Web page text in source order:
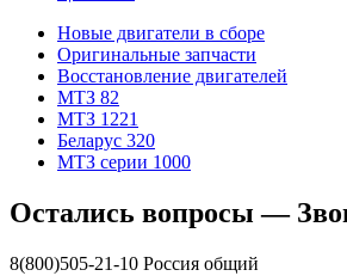
Новые двигатели в сборе
Оригинальные запчасти
Восстановление двигателей
МТЗ 82
МТЗ 1221
Беларус 320
МТЗ серии 1000
Остались вопросы —
8(800)505-21-10 Россия общий